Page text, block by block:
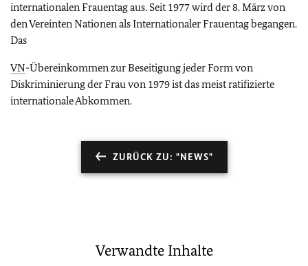
internationalen Frauentag aus. Seit 1977 wird der 8. März von
den Vereinten Nationen als Internationaler Frauentag begangen.
Das
VN-Übereinkommen zur Beseitigung jeder Form von
Diskriminierung der Frau von 1979 ist das meist ratifizierte
internationale Abkommen.
ZURÜCK ZU: "NEWS"
Verwandte Inhalte